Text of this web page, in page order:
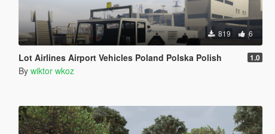
819 6
Lot Airlines Airport Vehicles Poland Polska Polish 1.0
By wiktor wkoz